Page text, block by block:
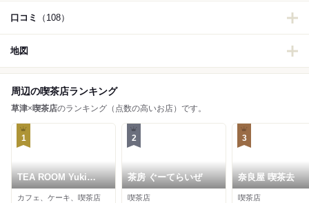
口コミ （108）
地図
周辺の喫茶店ランキング
草津×喫茶店のランキング（点数の高いお店）です。
1
TEA ROOM Yuki
Usagi
カフェ、ケーキ、喫茶店
2
茶房 ぐーてらいぜ
喫茶店
3
奈良屋 喫茶去
喫茶店